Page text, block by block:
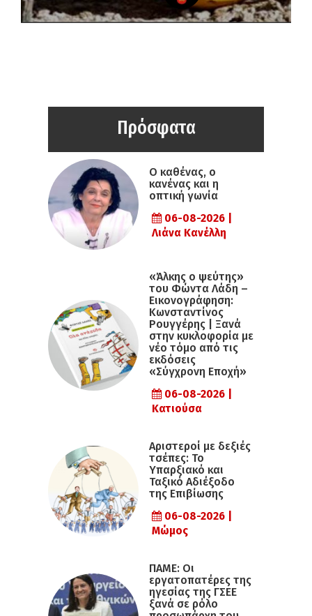
Πρόσφατα
Ο καθένας, ο
κανένας και η
οπτική γωνία
06-08-2026 |
Λιάνα Κανέλλη
«Άλκης ο ψεύτης»
του Φώντα Λάδη –
Εικονογράφηση:
Κωνσταντίνος
Ρουγγέρης | Ξανά
στην κυκλοφορία με
νέο τόμο από τις
εκδόσεις
«Σύγχρονη Εποχή»
06-08-2026 |
Κατιούσα
Αριστεροί με δεξιές
τσέπες: Το
Υπαρξιακό και
Ταξικό Αδιέξοδο
της Επιβίωσης
06-08-2026 |
Μώμος
ΠΑΜΕ: Οι
εργατοπατέρες της
ηγεσίας της ΓΣΕΕ
ξανά σε ρόλο